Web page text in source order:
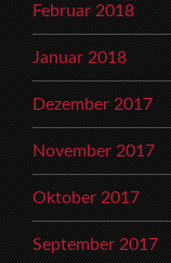
Februar 2018
Januar 2018
Dezember 2017
November 2017
Oktober 2017
September 2017